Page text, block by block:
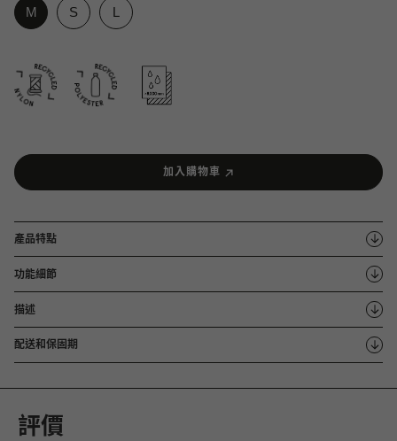
加入購物車
產品特點
功能細節
描述
配送和保固期
評價